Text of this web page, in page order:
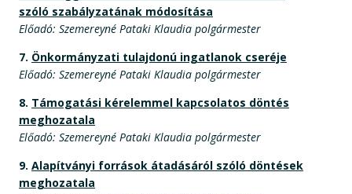
szóló szabályzatának módosítása
Előadó: Szemereyné Pataki Klaudia polgármester
7. Önkormányzati tulajdonú ingatlanok cseréje
Előadó: Szemereyné Pataki Klaudia polgármester
8. Támogatási kérelemmel kapcsolatos döntés
meghozatala
Előadó: Szemereyné Pataki Klaudia polgármester
9. Alapítványi források átadásáról szóló döntések
meghozatala